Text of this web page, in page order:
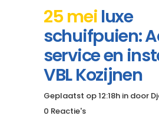
25 mei luxe
schuifpuien:
service en
VBL Kozijnen
Geplaatst op 12:18h in door
0 Reactie's